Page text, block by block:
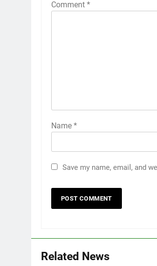
Comment *
Name *
Save my name, email, and
Related News